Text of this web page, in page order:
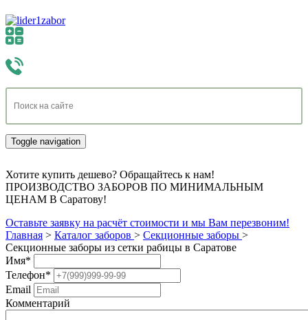
Toggle navigation
Хотите купить дешево? Обращайтесь к нам!
ПРОИЗВОДСТВО ЗАБОРОВ ПО МИНИМАЛЬНЫМ
ЦЕНАМ В Саратову!
Оставьте заявку на расчёт стоимости и мы Вам перезвоним!
Главная > Каталог заборов > Секционные заборы >
Секционные заборы из сетки рабицы в Саратове
Имя*
Телефон*
Email
Комментарий